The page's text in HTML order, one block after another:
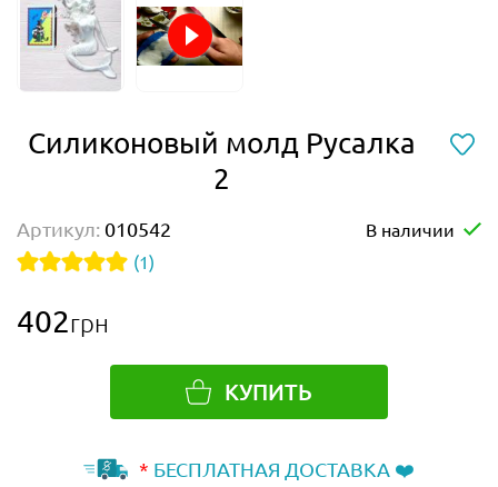
Силиконовый молд Русалка
2
Артикул: 010542
В наличии
(1)
402грн
КУПИТЬ
* БЕСПЛАТНАЯ ДОСТАВКА ❤️